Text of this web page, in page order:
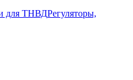
для ТНВДРегуляторы,